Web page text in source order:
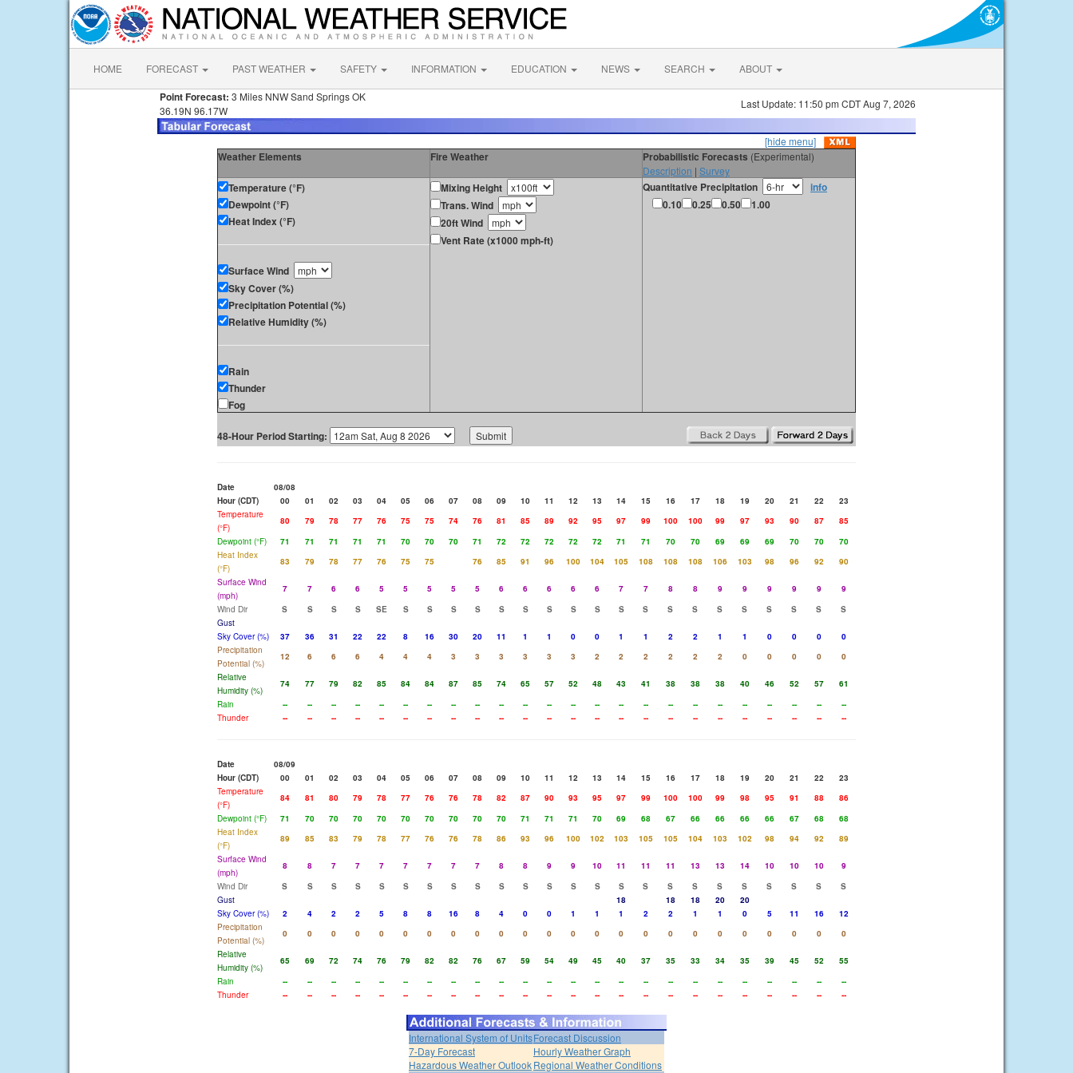
HOME FORECAST PAST WEATHER SAFETY INFORMATION EDUCATION NEWS SEARCH ABOUT
Point Forecast: 3 Miles NNW Sand Springs OK
36.19N 96.17W
Last Update: 11:50 pm CDT Aug 7, 2026
[hide menu]
Weather Elements Fire Weather Probabilistic Forecasts (Experimental)
Description | Survey
Temperature (°F)
Dewpoint (°F)
Heat Index (°F)
Surface Wind
Sky Cover (%)
Precipitation Potential (%)
Relative Humidity (%)
Rain
Thunder
Fog
Mixing Height
Trans. Wind
20ft Wind
Vent Rate (x1000 mph-ft)
Quantitative Precipitation
info
0.10
0.25 0.50 1.00
48-Hour Period Starting:
Date
08/08
Hour (CDT)
00 01 02 03 04 05 06 07 08 09 10 11 12 13 14 15 16 17 18 19 20 21 22
23
Temperature
(°F)
80 79 78 77 76 75 75 74 76 81 85 89 92 95 97 99 100 100 99 97 93 90 87
85
Dewpoint (°F)
71 71 71 71 71 70 70 70 71 72 72 72 72 72 71 71 70 70 69 69 69 70 70
70
Heat Index
(°F)
83 79 78 77 76 75 75 76 85 91 96 100 104 105 108 108 108 106 103 98 96 92
90
Surface Wind
(mph)
7 7 6 6 5 5 5 5 5 6 6 6 6 6 7 7 8 8 9 9 9 9 9
9
Wind Dir
S S S S SE S S S S S S S S S S S S S S S S S S
S
Gust
Sky Cover (%)
37 36 31 22 22 8 16 30 20 11 1 1 0 0 1 1 2 2 1 1 0 0 0
0
Precipitation
Potential (%)
12 6 6 6 4 4 4 3 3 3 3 3 3 2 2 2 2 2 2 0 0 0 0
0
Relative
Humidity (%)
74 77 79 82 85 84 84 87 85 74 65 57 52 48 43 41 38 38 38 40 46 52 57
61
Rain
-- -- -- -- -- -- -- -- -- -- -- -- -- -- -- -- -- -- -- -- -- -- --
--
Thunder
-- -- -- -- -- -- -- -- -- -- -- -- -- -- -- -- -- -- -- -- -- -- -- --
Date
08/09
Hour (CDT)
00 01 02 03 04 05 06 07 08 09 10 11 12 13 14 15 16 17 18 19 20 21 22
23
Temperature
(°F)
84 81 80 79 78 77 76 76 78 82 87 90 93 95 97 99 100 100 99 98 95 91 88
86
Dewpoint (°F)
71 70 70 70 70 70 70 70 70 70 71 71 71 70 69 68 67 66 66 66 66 67 68
68
Heat Index
(°F)
89 85 83 79 78 77 76 76 78 86 93 96 100 102 103 105 105 104 103 102 98 94 92
89
Surface Wind
(mph)
8 8 7 7 7 7 7 7 7 8 8 9 9 10 11 11 11 13 13 14 10 10 10
9
Wind Dir
S S S S S S S S S S S S S S S S S S S S S S S
S
Gust
18 18 18 20
20
Sky Cover (%)
2 4 2 2 5 8 8 16 8 4 0 0 1 1 1 2 2 1 1 0 5 11 16
12
Precipitation
Potential (%)
0 0 0 0 0 0 0 0 0 0 0 0 0 0 0 0 0 0 0 0 0 0 0
0
Relative
Humidity (%)
65 69 72 74 76 79 82 82 76 67 59 54 49 45 40 37 35 33 34 35 39 45 52
55
Rain
-- -- -- -- -- -- -- -- -- -- -- -- -- -- -- -- -- -- -- -- -- -- --
--
Thunder
-- -- -- -- -- -- -- -- -- -- -- -- -- -- -- -- -- -- -- -- -- -- -- --
International System of UnitsForecast Discussion
7-Day Forecast
Hourly Weather Graph
Hazardous Weather OutlookRegional Weather Conditions